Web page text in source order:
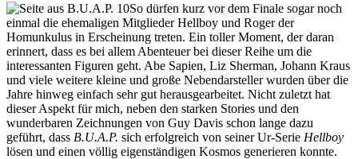
So dürfen kurz vor dem Finale sogar noch
einmal die ehemaligen Mitglieder Hellboy und Roger der
Homunkulus in Erscheinung treten. Ein toller Moment, der daran
erinnert, dass es bei allem Abenteuer bei dieser Reihe um die
interessanten Figuren geht. Abe Sapien, Liz Sherman, Johann Kraus
und viele weitere kleine und große Nebendarsteller wurden über die
Jahre hinweg einfach sehr gut herausgearbeitet. Nicht zuletzt hat
dieser Aspekt für mich, neben den starken Stories und den
wunderbaren Zeichnungen von Guy Davis schon lange dazu
geführt, dass B.U.A.P. sich erfolgreich von seiner Ur-Serie Hellboy
lösen und einen völlig eigenständigen Kosmos generieren konnte.